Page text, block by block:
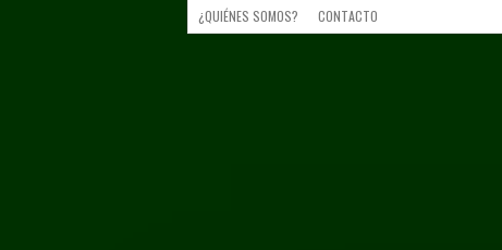
¿QUIÉNES SOMOS? CONTACTO